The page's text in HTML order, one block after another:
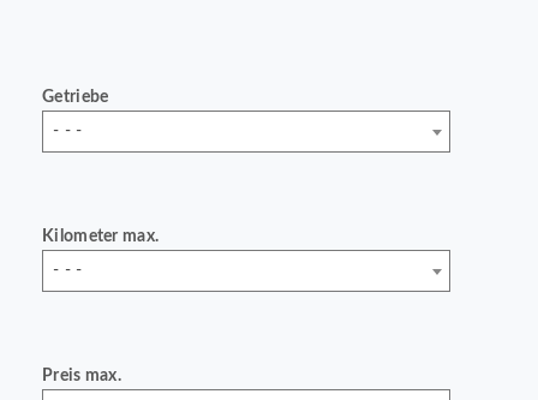
Getriebe
- - -
Kilometer max.
- - -
Preis max.